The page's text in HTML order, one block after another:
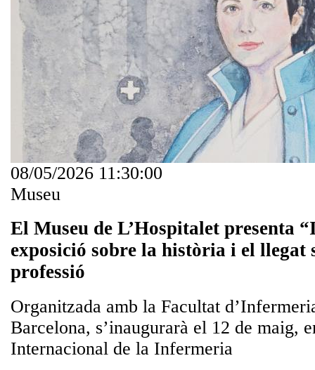
08/05/2026 11:30:00
Museu
El Museu de L’Hospitalet presenta
exposició sobre la història i el llegat
professió
Organitzada amb la Facultat
Barcelona, s’inaugurarà el 12 de maig,
Internacional de la Infermeria